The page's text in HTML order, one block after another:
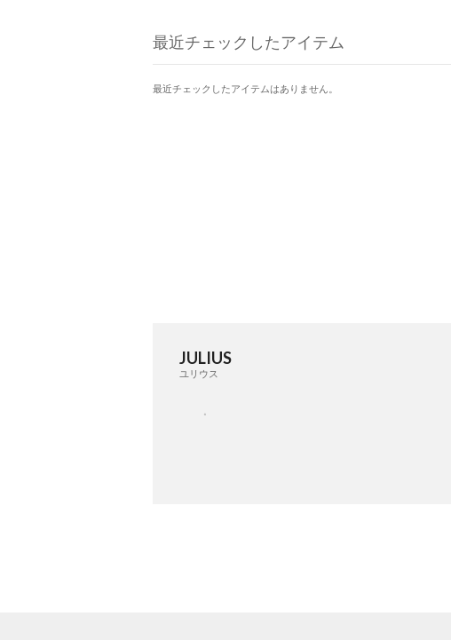
最近チェックしたアイテム
最近チェックしたアイテムはありません。
JULIUS
ユリウス